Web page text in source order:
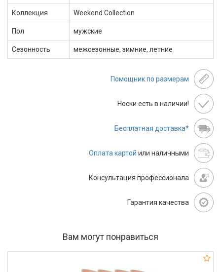
Коллекция Weekend Collection
Пол мужские
Сезонность межсезонные, зимние, летние
Помощник по размерам
Носки есть в наличии!
Бесплатная доставка*
Оплата картой или наличными
Консультация профессионала
Гарантия качества
Вам могут понравиться